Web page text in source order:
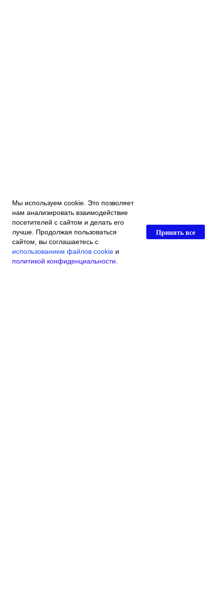
Главная Каталог магазина
Мы используем cookie. Это позволяет
нам анализировать взаимодействие
посетителей с сайтом и делать его
лучше. Продолжая пользоваться
сайтом, вы соглашаетесь с
использованием файлов cookie и
политикой конфиденциальности
Принять все